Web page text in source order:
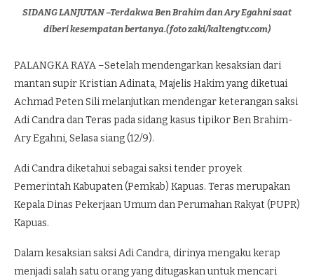
SIDANG LANJUTAN –Terdakwa Ben Brahim dan Ary Egahni saat
diberi kesempatan bertanya.(foto zaki/kaltengtv.com)
PALANGKA RAYA –Setelah mendengarkan kesaksian dari
mantan supir Kristian Adinata, Majelis Hakim yang diketuai
Achmad Peten Sili melanjutkan mendengar keterangan saksi
Adi Candra dan Teras pada sidang kasus tipikor Ben Brahim-
Ary Egahni, Selasa siang (12/9).
Adi Candra diketahui sebagai saksi tender proyek
Pemerintah Kabupaten (Pemkab) Kapuas. Teras merupakan
Kepala Dinas Pekerjaan Umum dan Perumahan Rakyat (PUPR)
Kapuas.
Dalam kesaksian saksi Adi Candra, dirinya mengaku kerap
menjadi salah satu orang yang ditugaskan untuk mencari